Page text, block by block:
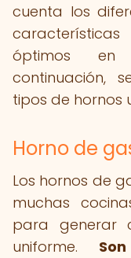
cuenta los
óptimos
continuación,
tipos de hornos
Horno de
Los hornos de
muchas
para generar
uniforme.